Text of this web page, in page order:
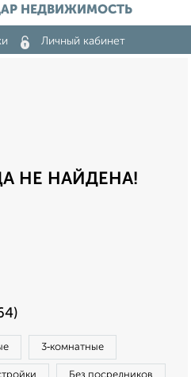
НЕДВИЖИМОСТЬ
Личный кабинет
НЕ НАЙДЕНА!
3‑комнатные